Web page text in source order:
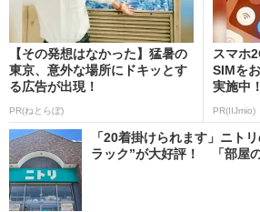
【その発想はなかった】猛暑の
東京、意外な場所にドキッとす
る広告が出現！
PR(ねとらぼ)
スマホ
SIMを
実施中！
PR(IIJmio)
「20着掛けられます」ニト
ラック”が大好評！ 「部屋